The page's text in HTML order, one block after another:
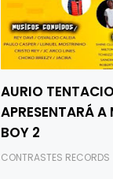
AURIO
APRESENTARÁ
BOY 2
CONTRASTES RECORDS